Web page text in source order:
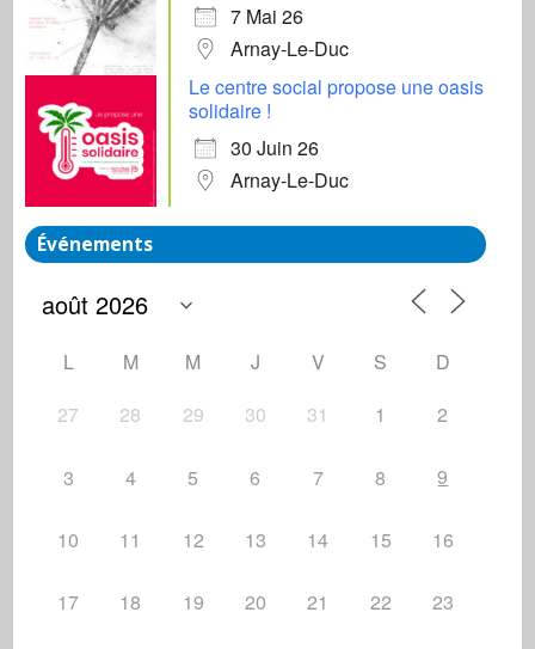
7 Mai 26
Arnay-Le-Duc
Le centre social propose une oasis
solidaire !
30 Juin 26
Arnay-Le-Duc
Événements
L M M J V S
D
27
28 29 30 31 1 2
3 4 5 6 7 8 9
10 11 12 13 14 15 16
17 18 19 20 21 22 23